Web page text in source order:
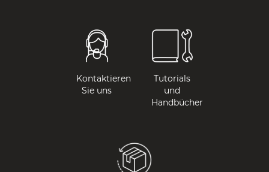
Kontaktieren
Sie uns
Tutorials
und
Handbücher